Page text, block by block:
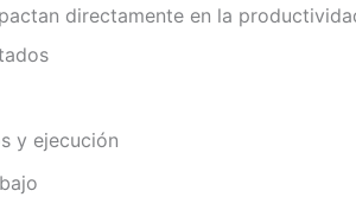
directamente en la
y ejecución